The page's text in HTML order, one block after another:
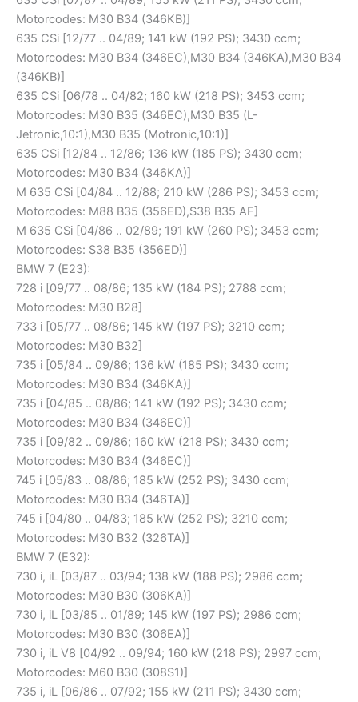
Motorcodes: M30 B34 (346KB)]
635 CSi [12/77 .. 04/89; 141 kW (192 PS); 3430 ccm;
Motorcodes: M30 B34 (346EC),M30 B34 (346KA),M30 B34
(346KB)]
635 CSi [06/78 .. 04/82; 160 kW (218 PS); 3453 ccm;
Motorcodes: M30 B35 (346EC),M30 B35 (L-
Jetronic,10:1),M30 B35 (Motronic,10:1)]
635 CSi [12/84 .. 12/86; 136 kW (185 PS); 3430 ccm;
Motorcodes: M30 B34 (346KA)]
M 635 CSi [04/84 .. 12/88; 210 kW (286 PS); 3453 ccm;
Motorcodes: M88 B35 (356ED),S38 B35 AF]
M 635 CSi [04/86 .. 02/89; 191 kW (260 PS); 3453 ccm;
Motorcodes: S38 B35 (356ED)]
BMW 7 (E23):
728 i [09/77 .. 08/86; 135 kW (184 PS); 2788 ccm;
Motorcodes: M30 B28]
733 i [05/77 .. 08/86; 145 kW (197 PS); 3210 ccm;
Motorcodes: M30 B32]
735 i [05/84 .. 09/86; 136 kW (185 PS); 3430 ccm;
Motorcodes: M30 B34 (346KA)]
735 i [04/85 .. 08/86; 141 kW (192 PS); 3430 ccm;
Motorcodes: M30 B34 (346EC)]
735 i [09/82 .. 09/86; 160 kW (218 PS); 3430 ccm;
Motorcodes: M30 B34 (346EC)]
745 i [05/83 .. 08/86; 185 kW (252 PS); 3430 ccm;
Motorcodes: M30 B34 (346TA)]
745 i [04/80 .. 04/83; 185 kW (252 PS); 3210 ccm;
Motorcodes: M30 B32 (326TA)]
BMW 7 (E32):
730 i, iL [03/87 .. 03/94; 138 kW (188 PS); 2986 ccm;
Motorcodes: M30 B30 (306KA)]
730 i, iL [03/85 .. 01/89; 145 kW (197 PS); 2986 ccm;
Motorcodes: M30 B30 (306EA)]
730 i, iL V8 [04/92 .. 09/94; 160 kW (218 PS); 2997 ccm;
Motorcodes: M60 B30 (308S1)]
735 i, iL [06/86 .. 07/92; 155 kW (211 PS); 3430 ccm;